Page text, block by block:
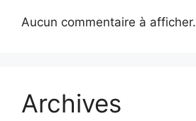
Aucun commentaire à afficher.
Archives